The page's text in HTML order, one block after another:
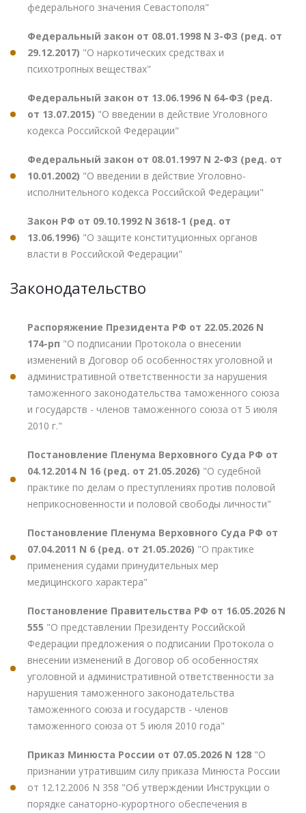
федерального значения Севастополя"
Федеральный закон от 08.01.1998 N 3-ФЗ (ред. от
29.12.2017) "О наркотических средствах и
психотропных веществах"
Федеральный закон от 13.06.1996 N 64-ФЗ (ред.
от 13.07.2015) "О введении в действие Уголовного
кодекса Российской Федерации"
Федеральный закон от 08.01.1997 N 2-ФЗ (ред. от
10.01.2002) "О введении в действие Уголовно-
исполнительного кодекса Российской Федерации"
Закон РФ от 09.10.1992 N 3618-1 (ред. от
13.06.1996) "О защите конституционных органов
власти в Российской Федерации"
Законодательство
Распоряжение Президента РФ от 22.05.2026 N
174-рп "О подписании Протокола о внесении
изменений в Договор об особенностях уголовной и
административной ответственности за нарушения
таможенного законодательства таможенного союза
и государств - членов таможенного союза от 5 июля
2010 г."
Постановление Пленума Верховного Суда РФ от
04.12.2014 N 16 (ред. от 21.05.2026) "О судебной
практике по делам о преступлениях против половой
неприкосновенности и половой свободы личности"
Постановление Пленума Верховного Суда РФ от
07.04.2011 N 6 (ред. от 21.05.2026) "О практике
применения судами принудительных мер
медицинского характера"
Постановление Правительства РФ от 16.05.2026 N
555 "О представлении Президенту Российской
Федерации предложения о подписании Протокола о
внесении изменений в Договор об особенностях
уголовной и административной ответственности за
нарушения таможенного законодательства
таможенного союза и государств - членов
таможенного союза от 5 июля 2010 года"
Приказ Минюста России от 07.05.2026 N 128 "О
признании утратившим силу приказа Минюста России
от 12.12.2006 N 358 "Об утверждении Инструкции о
порядке санаторно-курортного обеспечения в